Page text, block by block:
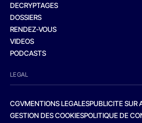
DECRYPTAGES
DOSSIERS
RENDEZ-VOUS
VIDEOS
PODCASTS
LEGAL
CGVMENTIONS LEGALESPUBLICITE SUR
GESTION DES COOKIESPOLITIQUE DE